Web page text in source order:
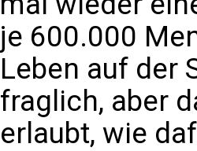
je 600.000
Leben auf der
fraglich, aber
erlaubt, wie